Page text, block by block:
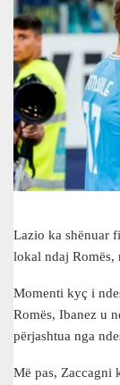
Lazio ka shënuar
lokal ndaj Romës,
Momenti kyç i
Romës, Ibanez u
përjashtua nga
Më pas, Zaccagni